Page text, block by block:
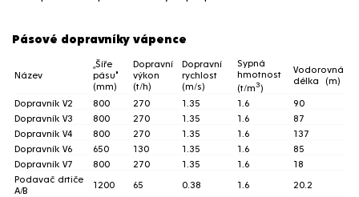
Pásové dopravníky vápence
Název
„Šíře
pásu"
(mm)
Dopravní
výkon
(t/h)
Dopravní
rychlost
(m/s)
Sypná
hmotnost
(t/m3)
Vodorovná
délka (m)
Dopravník V2
800 270 1.35 1.6
90
Dopravník V3
800 270 1.35 1.6
87
Dopravník V4
800 270 1.35 1.6
137
Dopravník V6
650 130 1.35 1.6
85
Dopravník V7
800 270 1.35 1.6
18
Podavač drtiče
A/B
1200 65 0.38 1.6
20.2